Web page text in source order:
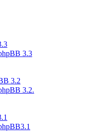
3.3
3.2
3.2.